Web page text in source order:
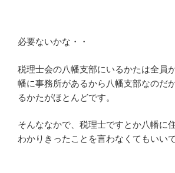
必要ないかな・・
税理士会の八幡支部にいるかたは全員
幡に事務所があるから八幡支部なのだ
るかたがほとんどです。
そんななかで、税理士ですとか八幡に
わかりきったことを言わなくてもいい